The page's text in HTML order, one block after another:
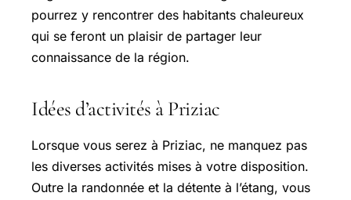
pourrez y rencontrer des habitants chaleureux
qui se feront un plaisir de partager leur
connaissance de la région.
Idées d’activités à Priziac
Lorsque vous serez à Priziac, ne manquez pas
les diverses activités mises à votre disposition.
Outre la randonnée et la détente à l’étang, vous